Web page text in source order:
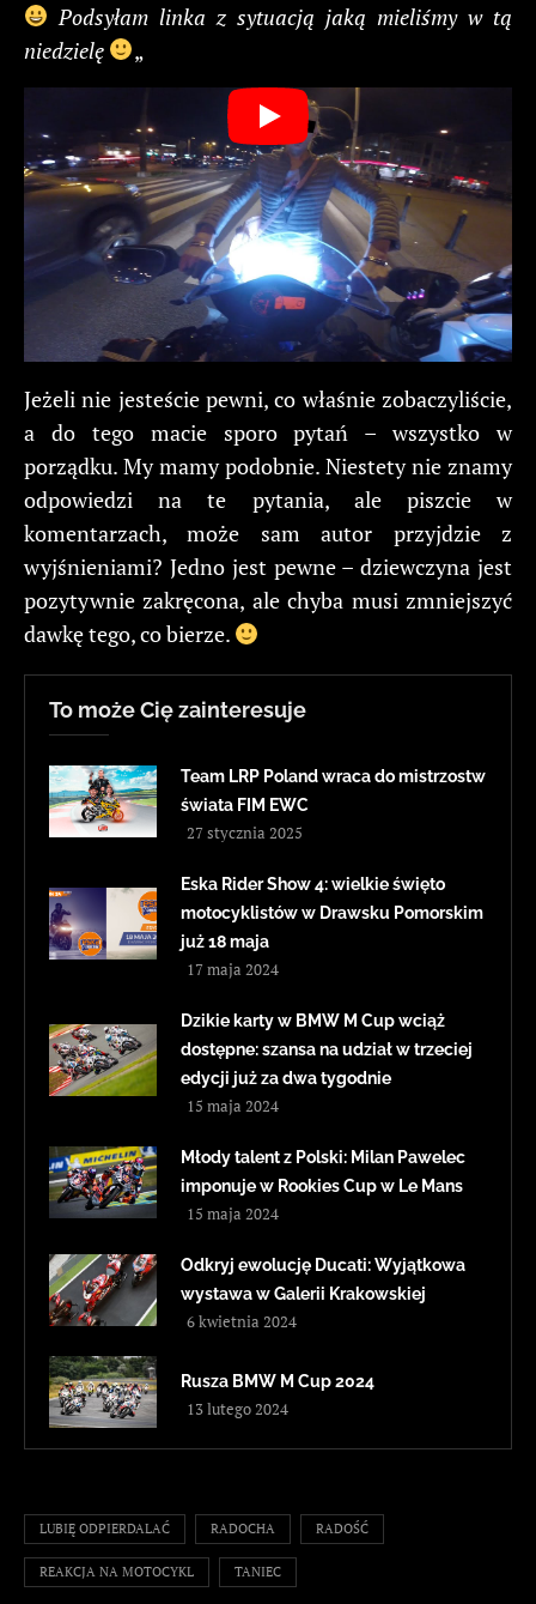
Podsyłam linka z sytuacją jaką mieliśmy w tą
niedzielę
„
Jeżeli nie jesteście pewni, co właśnie zobaczyliście,
a do tego macie sporo pytań – wszystko w
porządku. My mamy podobnie. Niestety nie znamy
odpowiedzi na te pytania, ale piszcie w
komentarzach, może sam autor przyjdzie z
wyjśnieniami? Jedno jest pewne – dziewczyna jest
pozytywnie zakręcona, ale chyba musi zmniejszyć
dawkę tego, co bierze.
To może Cię zainteresuje
Team LRP Poland wraca do mistrzostw
świata FIM EWC
27 stycznia 2025
Eska Rider Show 4: wielkie święto
motocyklistów w Drawsku Pomorskim
już 18 maja
17 maja 2024
Dzikie karty w BMW M Cup wciąż
dostępne: szansa na udział w trzeciej
edycji już za dwa tygodnie
15 maja 2024
Młody talent z Polski: Milan Pawelec
imponuje w Rookies Cup w Le Mans
15 maja 2024
Odkryj ewolucję Ducati: Wyjątkowa
wystawa w Galerii Krakowskiej
6 kwietnia 2024
Rusza BMW M Cup 2024
13 lutego 2024
LUBIĘ ODPIERDALAĆ RADOCHA RADOŚĆ
REAKCJA NA MOTOCYKL TANIEC